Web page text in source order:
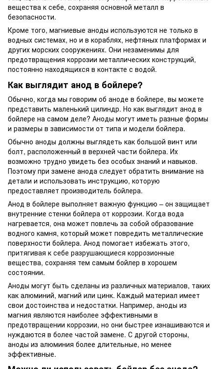
вещества к себе, сохраняя основной металл в
безопасности.
Кроме того, магниевые аноды используются не только в
водных системах, но и в кораблях, нефтяных платформах и
других морских сооружениях. Они незаменимы для
предотвращения коррозии металлических конструкций,
постоянно находящихся в контакте с водой.
Как выглядит анод в бойлере?
Обычно, когда мы говорим об аноде в бойлере, вы можете
представить маленький цилиндр. Но как выглядит анод в
бойлере на самом деле? Аноды могут иметь разные формы
и размеры в зависимости от типа и модели бойлера.
Обычно аноды должны выглядеть как большой винт или
болт, расположенный в верхней части бойлера. Их
возможно трудно увидеть без особых знаний и навыков.
Поэтому при замене анода следует обратить внимание на
детали и использовать инструкцию, которую
предоставляет производитель бойлера.
Анод в бойлере выполняет важную функцию – он защищает
внутренние стенки бойлера от коррозии. Когда вода
нагревается, она может повлечь за собой образование
водного камня, который может повредить металлические
поверхности бойлера. Анод помогает избежать этого,
притягивая к себе разрушающиеся коррозионные
вещества, сохраняя тем самым бойлер в хорошем
состоянии.
Аноды могут быть сделаны из различных материалов, таких
как алюминий, магний или цинк. Каждый материал имеет
свои достоинства и недостатки. Например, аноды из
магния являются наиболее эффективными в
предотвращении коррозии, но они быстрее изнашиваются и
нуждаются в более частой замене. С другой стороны,
аноды из алюминия более длительные, но менее
эффективные.